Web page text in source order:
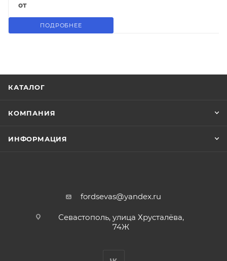
от
ПОДРОБНЕЕ
КАТАЛОГ
КОМПАНИЯ
ИНФОРМАЦИЯ
fordsevas@yandex.ru
Севастополь, улица Хрусталёва,
74Ж